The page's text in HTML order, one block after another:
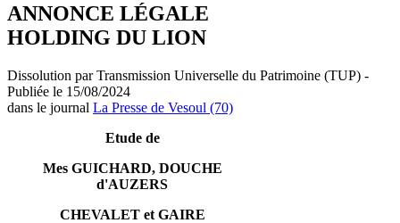
ANNONCE LÉGALE
HOLDING DU LION
Dissolution par Transmission Universelle du Patrimoine (TUP) -
Publiée le 15/08/2024
dans le journal La Presse de Vesoul (70)
Etude de
Mes GUICHARD, DOUCHE
d'AUZERS
CHEVALET et GAIRE